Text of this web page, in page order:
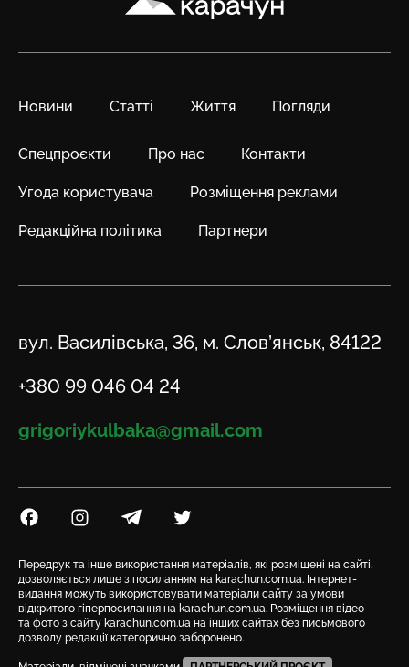
Новини Статті Життя Погляди
Спецпроєкти Про нас Контакти
Угода користувача Розміщення реклами
Редакційна політика Партнери
Адреса
вул. Василівська, 36, м. Слов’янськ, 84122
Телефон
+380 99 046 04 24
Email
grigoriykulbaka@gmail.com
Посилання на Facebook
Посилання на Instagram
Посилання на Telegram
Посилання на Twitter
Передрук та інше використання матеріалів, які розміщені на сайті,
дозволяється лише з посиланням на karachun.com.ua. Інтернет-
видання можуть використовувати матеріали сайту за умови
відкритого гіперпосилання на karachun.com.ua. Розміщення відео
та фото з сайту karachun.com.ua на інших сайтах без письмового
дозволу редакції категорично заборонено.